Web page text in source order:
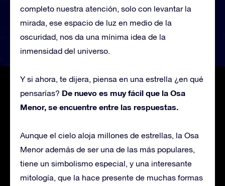
completo nuestra atención, solo con levantar la
mirada, ese espacio de luz en medio de la
oscuridad, nos da una mínima idea de la
inmensidad del universo.
Y si ahora, te dijera, piensa en una estrella ¿en qué
pensarías? De nuevo es muy fácil que la Osa
Menor, se encuentre entre las respuestas.
Aunque el cielo aloja millones de estrellas, la Osa
Menor además de ser una de las más populares,
tiene un simbolismo especial, y una interesante
mitología, que la hace presente de muchas formas